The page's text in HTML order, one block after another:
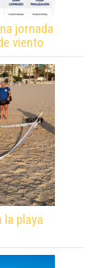
jornada
viento
la playa